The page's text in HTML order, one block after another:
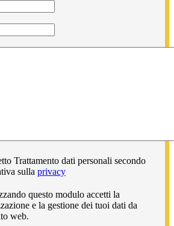
Trattamento dati personali secondo
sulla privacy
questo modulo accetti la
e la gestione dei tuoi dati da
web.